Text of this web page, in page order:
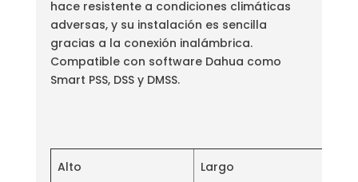
hace resistente a condiciones climáticas
adversas, y su instalación es sencilla
gracias a la conexión inalámbrica.
Compatible con software Dahua como
Smart PSS, DSS y DMSS.
Alto Largo